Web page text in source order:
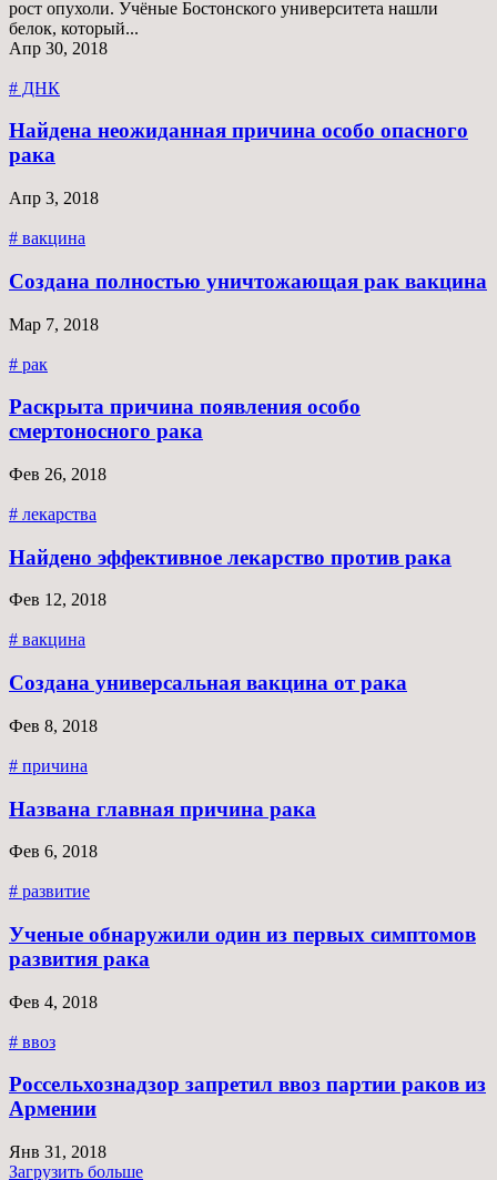
рост опухоли. Учёные Бостонского университета нашли
белок, который...
Апр 30, 2018
# ДНК
Найдена неожиданная причина особо опасного
рака
Апр 3, 2018
# вакцина
Создана полностью уничтожающая рак вакцина
Мар 7, 2018
# рак
Раскрыта причина появления особо
смертоносного рака
Фев 26, 2018
# лекарства
Найдено эффективное лекарство против рака
Фев 12, 2018
# вакцина
Создана универсальная вакцина от рака
Фев 8, 2018
# причина
Названа главная причина рака
Фев 6, 2018
# развитие
Ученые обнаружили один из первых симптомов
развития рака
Фев 4, 2018
# ввоз
Россельхознадзор запретил ввоз партии раков из
Армении
Янв 31, 2018
Загрузить больше